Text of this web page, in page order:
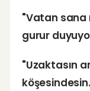
"Vatan sana
gurur
"Uzaktasın